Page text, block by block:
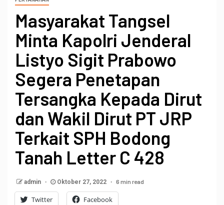
Masyarakat Tangsel
Minta Kapolri Jenderal
Listyo Sigit Prabowo
Segera Penetapan
Tersangka Kepada Dirut
dan Wakil Dirut PT JRP
Terkait SPH Bodong
Tanah Letter C 428
admin Oktober 27, 2022 6 min read
Twitter Facebook